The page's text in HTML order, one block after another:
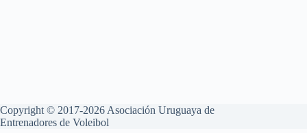
Copyright © 2017-2026 Asociación Uruguaya de
Entrenadores de Voleibol